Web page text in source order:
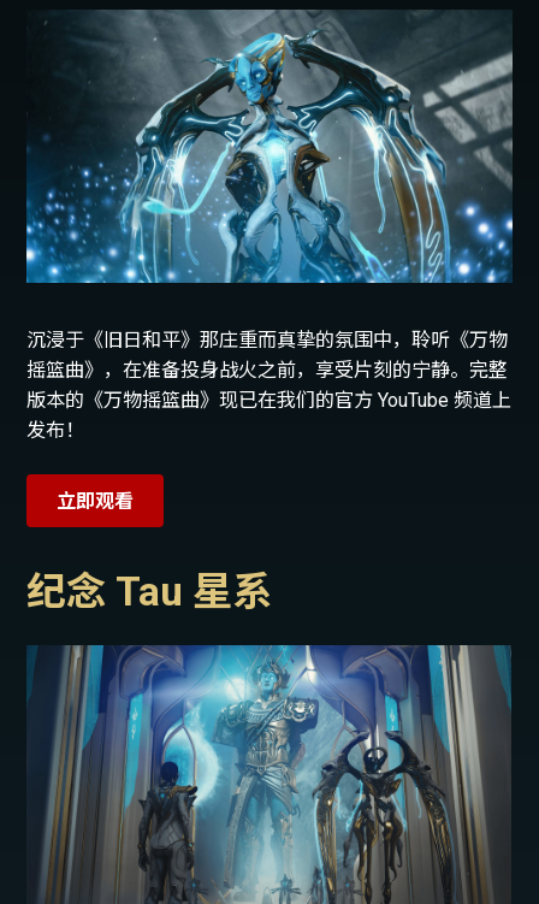
沉浸于《旧日和平》那庄重而真挚的氛围中，聆听《万物
摇篮曲》，在准备投身战火之前，享受片刻的宁静。完整
版本的《万物摇篮曲》现已在我们的官方 YouTube 频道上
发布！
立即观看
纪念 Tau 星系